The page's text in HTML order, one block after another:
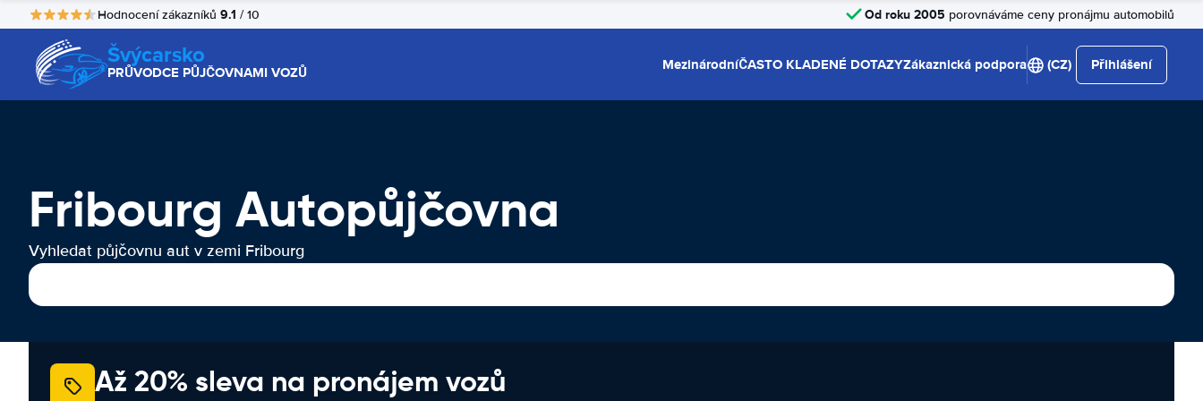
Hodnocení zákazníků 9.1 / 10 Od roku 2005 porovnáváme ceny pronájmu automobilů
Švýcarsko
PRŮVODCE PŮJČOVNAMI VOZŮ MezinárodníČASTO KLADENÉ DOTAZYZákaznická podpora (CZ) Přihlášení
Fribourg Autopůjčovna
Vyhledat půjčovnu aut v zemi Fribourg
Až 20% sleva na pronájem vozů